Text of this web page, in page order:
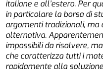
italiane e all’estero. Per
in particolare la borsa di
argomenti tradizionali, ma
alternativa.
impossibili da risolvere,
che caratterizza tutti i
rapidamente alla